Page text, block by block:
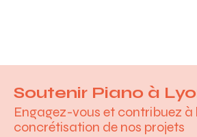
Soutenir Piano à
Engagez-vous et contribuez à
concrétisation de nos projets